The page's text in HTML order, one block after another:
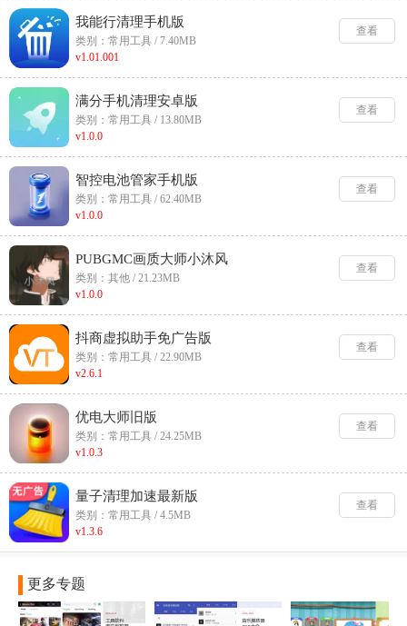
我能行清理手机版
类别：常用工具 / 7.40MB
v1.01.001
查看
满分手机清理安卓版
类别：常用工具 / 13.80MB
v1.0.0
查看
智控电池管家手机版
类别：常用工具 / 62.40MB
v1.0.0
查看
PUBGMC画质大师小沐风
类别：其他 / 21.23MB
v1.0.0
查看
抖商虚拟助手免广告版
类别：常用工具 / 22.90MB
v2.6.1
查看
优电大师旧版
类别：常用工具 / 24.25MB
v1.0.3
查看
量子清理加速最新版
类别：常用工具 / 4.5MB
v1.3.6
查看
更多专题